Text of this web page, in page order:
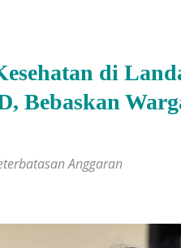
di
Bebaskan
Anggaran